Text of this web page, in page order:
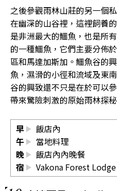
之後參觀雨林山莊的另一個
在幽深的山谷裡，這裡飼養
是非洲最大的鱷魚，也是所
的一種鱷魚，它們主要分佈
區和馬達加斯加。鱷魚谷的
魚，濕滑的小徑和流域及東
谷的興致還不只是在於可以
帶來驚險刺激的原始雨林探
早
飯店內
午
當地料理
晚
飯店內內晚餐
宿
Vakona Forest Lodge